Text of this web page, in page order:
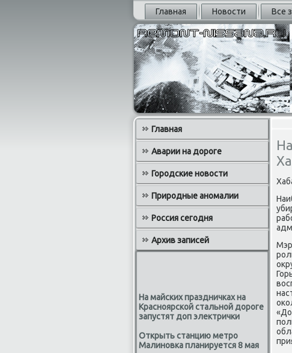
Главная Новости Все
Главная
Аварии на дороге
Городские новости
Природные аномалии
Россия сегодня
Архив записей
На майских праздничках на
Красноярской стальной дороге
запустят доп электрички
Открыть станцию метро
Малиновка планируется 8 мая